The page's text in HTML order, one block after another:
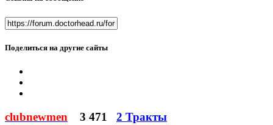
Поделиться на другие сайты
clubnewmen 3 471 2 Тракты